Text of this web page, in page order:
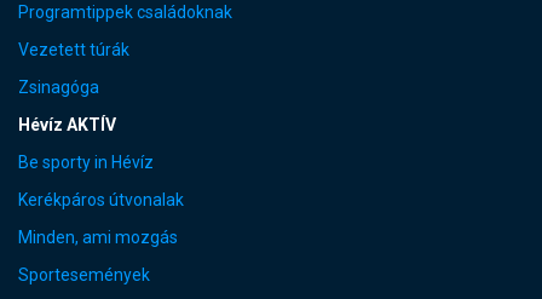
Programtippek családoknak
Vezetett túrák
Zsinagóga
Hévíz AKTÍV
Be sporty in Hévíz
Kerékpáros útvonalak
Minden, ami mozgás
Sportesemények